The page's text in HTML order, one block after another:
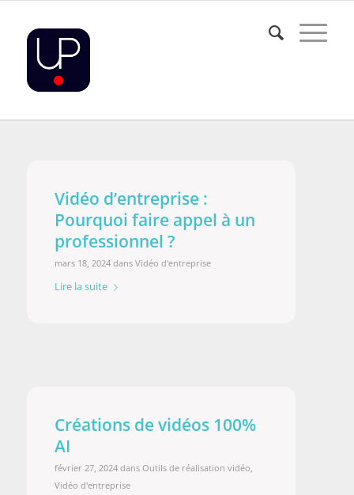
Vidéo d’entreprise :
Pourquoi faire appel à un
professionnel ?
mars 18, 2024 dans Vidéo d'entreprise
Lire la suite
Créations de vidéos 100%
AI
février 27, 2024 dans Outils de réalisation vidéo,
Vidéo d'entreprise